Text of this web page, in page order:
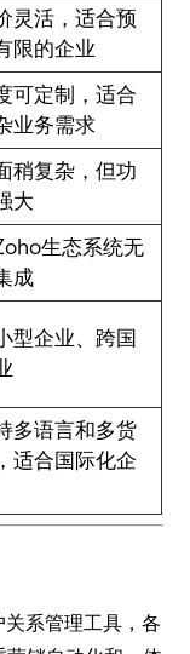
灵活，适合预
限的企业
可定制，适合
业务需求
稍复杂，但功
大
生态系统无
成
型企业、跨国
多语言和多货
适合国际化企
系管理工具，各